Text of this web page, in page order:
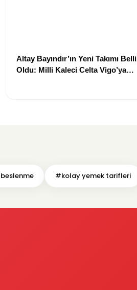
Altay Bayındır’ın Yeni Takımı Belli
Oldu: Milli Kaleci Celta Vigo’ya
#kolay yemek tarifleri